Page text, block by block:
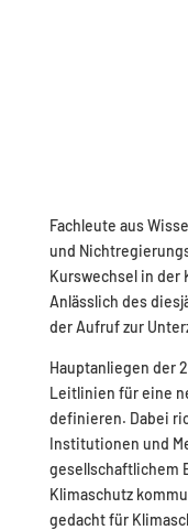
Fachleute aus
und
Kurswechsel in der
Anlässlich des
der Aufruf zur
Hauptanliegen der
Leitlinien für eine
definieren. Dabei
Institutionen und
gesellschaftlichem
Klimaschutz
gedacht für